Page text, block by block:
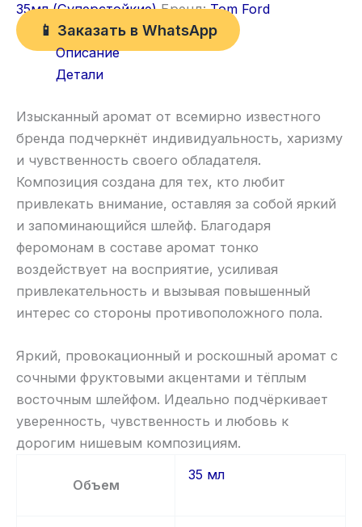
35мл (Суперстойкие) Бренд:Tom Ford
📱 Заказать в WhatsApp
Описание
Детали
Изысканный аромат от всемирно известного
бренда подчеркнёт индивидуальность, харизму
и чувственность своего обладателя.
Композиция создана для тех, кто любит
привлекать внимание, оставляя за собой яркий
и запоминающийся шлейф. Благодаря
феромонам в составе аромат тонко
воздействует на восприятие, усиливая
привлекательность и вызывая повышенный
интерес со стороны противоположного пола.
Яркий, провокационный и роскошный аромат с
сочными фруктовыми акцентами и тёплым
восточным шлейфом. Идеально подчёркивает
уверенность, чувственность и любовь к
дорогим нишевым композициям.
Объем
35 мл